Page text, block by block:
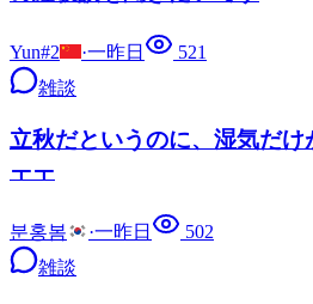
Yun#2 ·一昨日
521
雑談
立秋だというのに、湿気だ
ㅜㅜ
분홍봄 ·一昨日
502
雑談